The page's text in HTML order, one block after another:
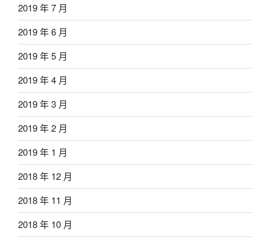
2019 年 7 月
2019 年 6 月
2019 年 5 月
2019 年 4 月
2019 年 3 月
2019 年 2 月
2019 年 1 月
2018 年 12 月
2018 年 11 月
2018 年 10 月